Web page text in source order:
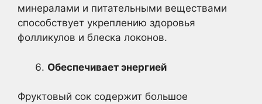
минералами и питательными веществами
способствует укреплению здоровья
фолликулов и блеска локонов.
Обеспечивает энергией
Фруктовый сок содержит большое